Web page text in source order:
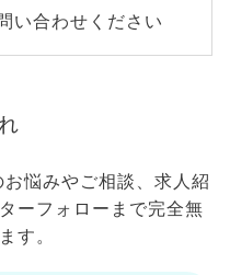
い合わせください
悩みやご相談、求人紹
ーフォローまで完全無
す。